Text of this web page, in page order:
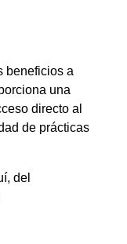
beneficios a
una
directo al
de prácticas
del